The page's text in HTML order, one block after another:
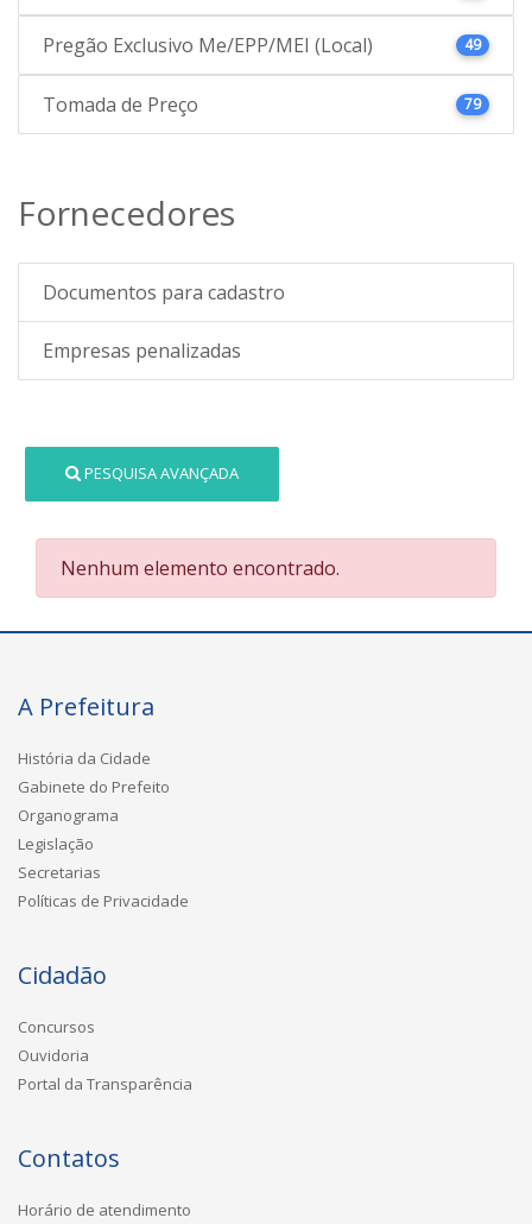
Pregão Exclusivo Me/EPP/MEI (Local) 49
Tomada de Preço 79
Fornecedores
Documentos para cadastro
Empresas penalizadas
PESQUISA AVANÇADA
Nenhum elemento encontrado.
A Prefeitura
História da Cidade
Gabinete do Prefeito
Organograma
Legislação
Secretarias
Políticas de Privacidade
Cidadão
Concursos
Ouvidoria
Portal da Transparência
Contatos
Horário de atendimento